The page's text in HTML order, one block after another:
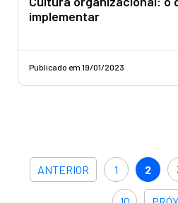
implementar
Publicado em 19/01/2023
ANTERIOR 1 2